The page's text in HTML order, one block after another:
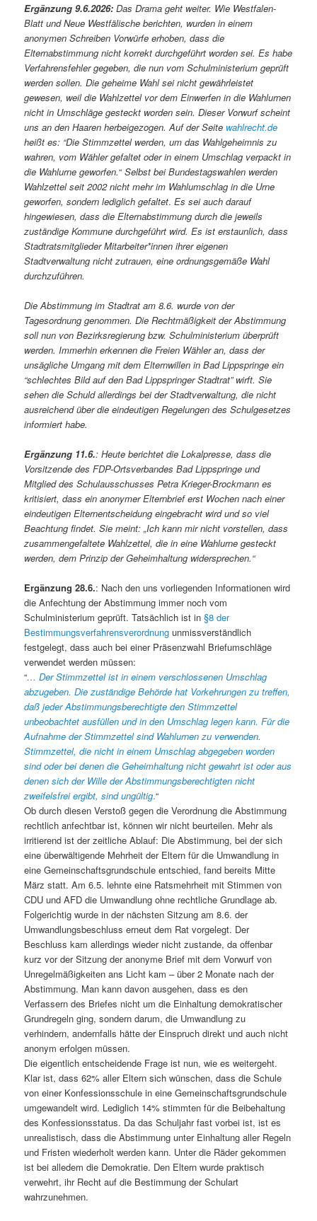
Ergänzung 9.6.2026: Das Drama geht weiter. Wie Westfalen-
Blatt und Neue Westfälische berichten, wurden in einem
anonymen Schreiben Vorwürfe erhoben, dass die
Elternabstimmung nicht korrekt durchgeführt worden sei. Es habe
Verfahrensfehler gegeben, die nun vom Schulministerium geprüft
werden sollen. Die geheime Wahl sei nicht gewährleistet
gewesen, weil die Wahlzettel vor dem Einwerfen in die Wahlurnen
nicht in Umschläge gesteckt worden sein. Dieser Vorwurf scheint
uns an den Haaren herbeigezogen. Auf der Seite wahlrecht.de
heißt es: “Die Stimmzettel werden, um das Wahlgeheimnis zu
wahren, vom Wähler gefaltet oder in einem Umschlag verpackt in
die Wahlurne geworfen.“ Selbst bei Bundestagswahlen werden
Wahlzettel seit 2002 nicht mehr im Wahlumschlag in die Urne
geworfen, sondern lediglich gefaltet.Es sei auch darauf
hingewiesen, dass die Elternabstimmung durch die jeweils
zuständige Kommune durchgeführt wird. Es ist erstaunlich, dass
Stadtratsmitglieder Mitarbeiter*innen ihrer eigenen
Stadtverwaltung nicht zutrauen, eine ordnungsgemäße Wahl
durchzuführen.
Die Abstimmung im Stadtrat am 8.6. wurde von der
Tagesordnung genommen. Die Rechtmäßigkeit der Abstimmung
soll nun von Bezirksregierung bzw. Schulministerium überprüft
werden. Immerhin erkennen die Freien Wähler an, dass der
unsägliche Umgang mit dem Elternwillen in Bad Lippspringe ein
“schlechtes Bild auf den Bad Lippspringer Stadtrat” wirft. Sie
sehen die Schuld allerdings bei der Stadtverwaltung, die nicht
ausreichend über die eindeutigen Regelungen des Schulgesetzes
informiert habe.
Ergänzung 11.6.: Heute berichtet die Lokalpresse, dass die
Vorsitzende des FDP-Ortsverbandes Bad Lippspringe und
Mitglied des Schulausschusses Petra Krieger-Brockmann es
kritisiert, dass ein anonymer Elternbrief erst Wochen nach einer
eindeutigen Elternentscheidung eingebracht wird und so viel
Beachtung findet. Sie meint: „Ich kann mir nicht vorstellen, dass
zusammengefaltete Wahlzettel, die in eine Wahlurne gesteckt
werden, dem Prinzip der Geheimhaltung widersprechen.“
Ergänzung 28.6.: Nach den uns vorliegenden Informationen wird
die Anfechtung der Abstimmung immer noch vom
Schulministerium geprüft. Tatsächlich ist in§8 der
Bestimmungsverfahrensverordnung unmissverständlich
festgelegt, dass auch bei einer Präsenzwahl Briefumschläge
verwendet werden müssen:
“… Der Stimmzettel ist in einem verschlossenen Umschlag
abzugeben. Die zuständige Behörde hat Vorkehrungen zu treffen,
daß jeder Abstimmungsberechtigte den Stimmzettel
unbeobachtet ausfüllen und in den Umschlag legen kann. Für die
Aufnahme der Stimmzettel sind Wahlurnen zu verwenden.
Stimmzettel, die nicht in einem Umschlag abgegeben worden
sind oder bei denen die Geheimhaltung nicht gewahrt ist oder aus
denen sich der Wille der Abstimmungsberechtigten nicht
zweifelsfrei ergibt, sind ungültig.“
Ob durch diesen Verstoß gegen die Verordnung die Abstimmung
rechtlich anfechtbar ist, können wir nicht beurteilen. Mehr als
irritierend ist der zeitliche Ablauf: Die Abstimmung, bei der sich
eine überwältigende Mehrheit der Eltern für die Umwandlung in
eine Gemeinschaftsgrundschule entschied, fand bereits Mitte
März statt. Am 6.5. lehnte eine Ratsmehrheit mit Stimmen von
CDU und AFD die Umwandlung ohne rechtliche Grundlage ab.
Folgerichtig wurde in der nächsten Sitzung am 8.6. der
Umwandlungsbeschluss erneut dem Rat vorgelegt. Der
Beschluss kam allerdings wieder nicht zustande, da offenbar
kurz vor der Sitzung der anonyme Brief mit dem Vorwurf von
Unregelmäßigkeiten ans Licht kam – über 2 Monate nach der
Abstimmung. Man kann davon ausgehen, dass es den
Verfassern des Briefes nicht um die Einhaltung demokratischer
Grundregeln ging, sondern darum, die Umwandlung zu
verhindern, andernfalls hätte der Einspruch direkt und auch nicht
anonym erfolgen müssen.
Die eigentlich entscheidende Frage ist nun, wie es weitergeht.
Klar ist, dass 62% aller Eltern sich wünschen, dass die Schule
von einer Konfessionsschule in eine Gemeinschaftsgrundschule
umgewandelt wird. Lediglich 14% stimmten für die Beibehaltung
des Konfessionsstatus. Da das Schuljahr fast vorbei ist, ist es
unrealistisch, dass die Abstimmung unter Einhaltung aller Regeln
und Fristen wiederholt werden kann. Unter die Räder gekommen
ist bei alledem die Demokratie. Den Eltern wurde praktisch
verwehrt, ihr Recht auf die Bestimmung der Schulart
wahrzunehmen.